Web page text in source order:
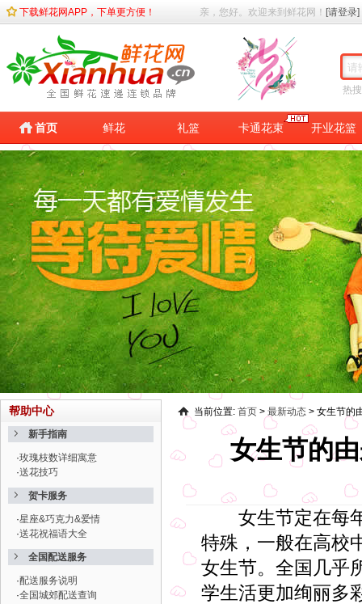
下载鲜花网APP，下单更方便！ 亲，您好。欢迎来到鲜花网！ [请登录]
热
首页 鲜花 礼篮 卡通花束 开业花篮
帮助中心
新手指南
·玫瑰枝数详细寓意
·送花技巧
贺卡服务
·星座&巧克力&爱情
·送花祝福语大全
全国配送服务
·配送服务说明
·全国城郊配送查询
当前位置: 首页 > 最新动态 > 女生节的
女生节的
女生节定在每年
特殊，一般在高校
女生节。全国几乎
学生活更加绚丽多